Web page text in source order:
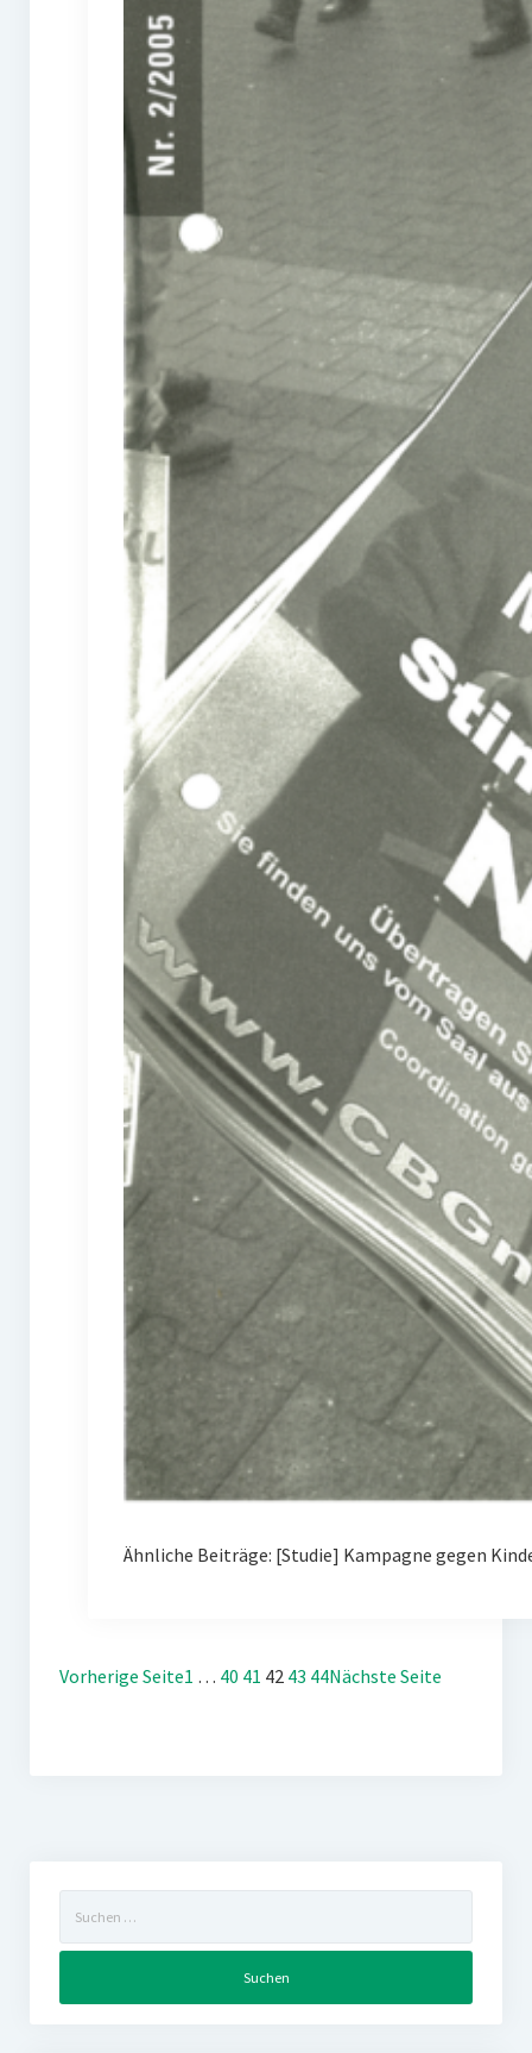
Ähnliche Beiträge: [Studie] Kampagne gegen
Vorherige Seite1 … 40 41 42 43 44Nächste Seite
nach: